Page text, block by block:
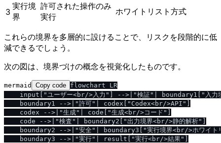
3
実行境
界
許可された操作のみ
実行
ホワイトリスト方式
これらの境界を多層的に設けることで、リスクを段階的に低
減できるでしょう。
次の図は、境界づけの概念を視覚化したものです。
mermaid Copy code flowchart LR
input["ユーザー<br/>入力"] -->|"検証"| boundary1["入力
    boundary1 -->|"許可"| codex["Codex<br/>API"]
    codex -->|"生成"| code["生成<br/>コード"]
    code -->|"検査"| boundary2["出力境界<br/>静的解析"]
boundary2 -->|"安全"| boundary3["実行境界<br/>ホワイト
    boundary3 -->|"実行"| result["実行<br/>結果"]